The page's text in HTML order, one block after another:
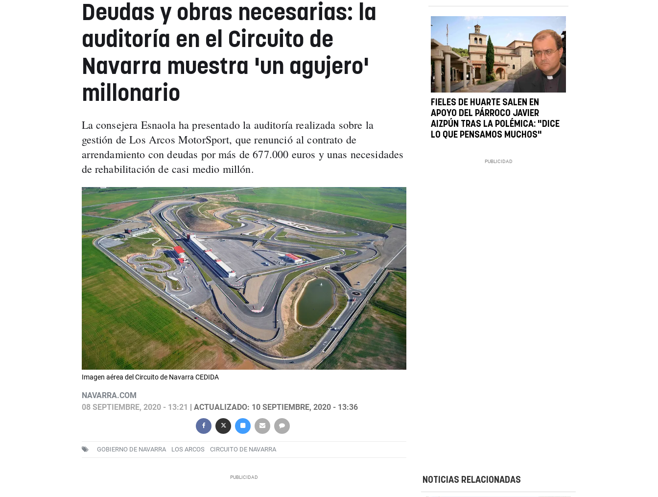
Deudas y obras necesarias: la
auditoría en el Circuito de
Navarra muestra 'un agujero'
millonario
La consejera Esnaola ha presentado la auditoría realizada sobre la
gestión de Los Arcos MotorSport, que renunció al contrato de
arrendamiento con deudas por más de 677.000 euros y unas necesidades
de rehabilitación de casi medio millón.
Imagen aérea del Circuito de Navarra CEDIDA
NAVARRA.COM
08 SEPTIEMBRE, 2020 - 13:21 | ACTUALIZADO: 10 SEPTIEMBRE, 2020 - 13:36
GOBIERNO DE NAVARRA LOS ARCOS CIRCUITO DE NAVARRA
FIELES DE HUARTE SALEN EN
APOYO DEL PÁRROCO JAVIER
AIZPÚN TRAS LA POLÉMICA: "DICE
LO QUE PENSAMOS MUCHOS"
NOTICIAS RELACIONADAS